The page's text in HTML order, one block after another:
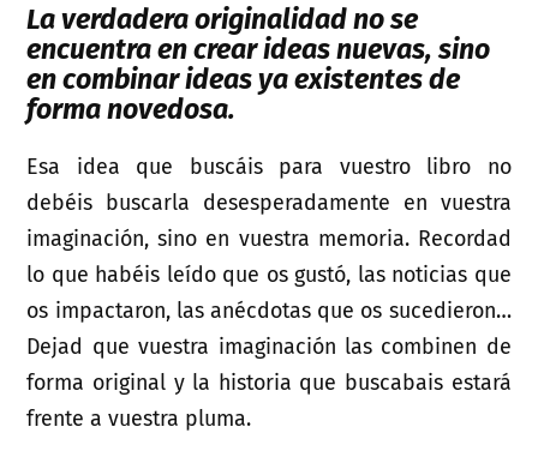
La verdadera originalidad no se
encuentra en crear ideas nuevas, sino
en combinar ideas ya existentes de
forma novedosa.
Esa idea que buscáis para vuestro libro no
debéis buscarla desesperadamente en vuestra
imaginación, sino en vuestra memoria. Recordad
lo que habéis leído que os gustó, las noticias que
os impactaron, las anécdotas que os sucedieron…
Dejad que vuestra imaginación las combinen de
forma original y la historia que buscabais estará
frente a vuestra pluma.